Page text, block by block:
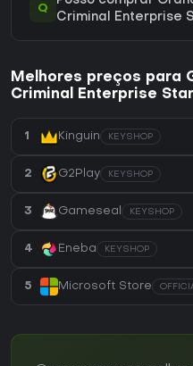
Q
Criminal Enterprise
Melhores preços para
Criminal Enterprise
1 Kinguin KEYSHOP
2 G2Play KEYSHOP
3 Gameseal KEYSHOP
4 Eneba KEYSHOP
5 Microsoft Store